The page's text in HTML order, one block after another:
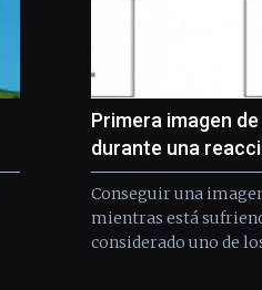
monólogos,
exposiciones,
conferencias,
y
espectáculos
Primera imagen
durante una
Conseguir una
mientras está
considerado uno de